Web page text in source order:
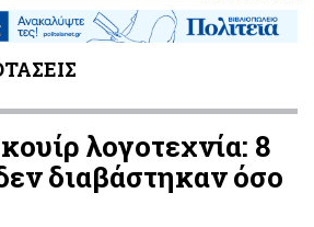
λογοτεχνία: 8
διαβάστηκαν όσο